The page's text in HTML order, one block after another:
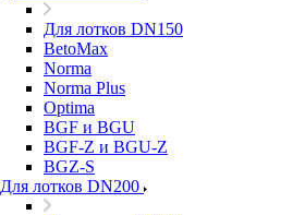
Для лотков DN150
BetoMax
Norma
Norma Plus
Optima
BGF и BGU
BGF-Z и BGU-Z
BGZ-S
Для лотков DN200